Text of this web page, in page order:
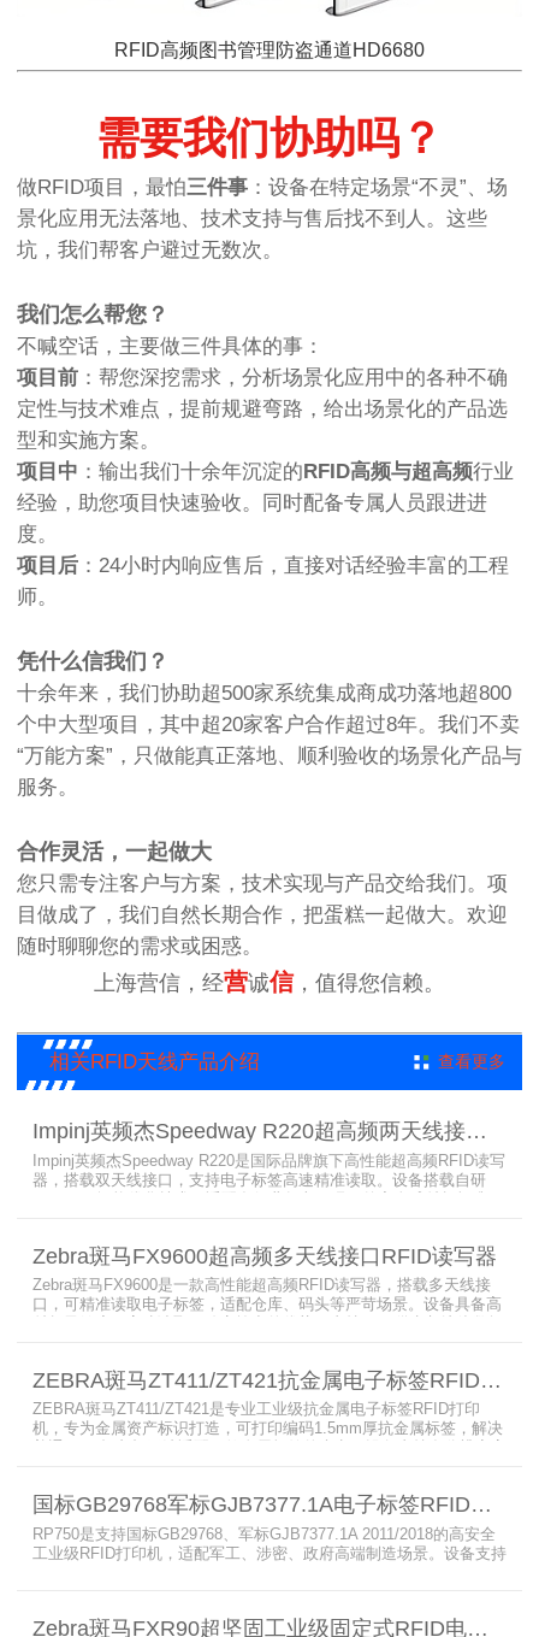
RFID高频图书管理防盗通道HD6680
需要我们协助吗？
做RFID项目，最怕三件事 ：设备在特定场景“不灵”、场
景化应用无法落地、技术支持与售后找不到人。这些
坑，我们帮客户避过无数次。
我们怎么帮您？
不喊空话，主要做三件具体的事：
项目前 ：帮您深挖需求，分析场景化应用中的各种不确
定性与技术难点，提前规避弯路，给出场景化的产品选
型和实施方案。
项目中 ：输出我们十余年沉淀的 RFID高频与超高频行业
经验，助您项目快速验收。同时配备专属人员跟进进
度。
项目后 ：24小时内响应售后，直接对话经验丰富的工程
师。
凭什么信我们？
十余年来，我们协助超500家系统集成商成功落地超800
个中大型项目，其中超20家客户合作超过8年。我们不卖
“万能方案”，只做能真正落地、顺利验收的场景化产品与
服务。
合作灵活，一起做大
您只需专注客户与方案，技术实现与产品交给我们。项
目做成了，我们自然长期合作，把蛋糕一起做大。欢迎
随时聊聊您的需求或困惑。
上海营信，经营诚信，值得您信赖。
相关RFID天线产品介绍 查看更多
Impinj英频杰Speedway R220超高频两天线接口RFID读写器
Impinj英频杰Speedway R220是国际品牌旗下高性能超高频RFID读写
器，搭载双天线接口，支持电子标签高速精准读取。设备搭载自研
备。
Zebra斑马FX9600超高频多天线接口RFID读写器
Zebra斑马FX9600是一款高性能超高频RFID读写器，搭载多天线接
口，可精准读取电子标签，适配仓库、码头等严苛场景。设备具备高
ZEBRA斑马ZT411/ZT421抗金属电子标签RFID打印机
ZEBRA斑马ZT411/ZT421是专业工业级抗金属电子标签RFID打印
机，专为金属资产标识打造，可打印编码1.5mm厚抗金属标签，解决
需贴标作业。
国标GB29768军标GJB7377.1A电子标签RFID打印机RP750
RP750是支持国标GB29768、军标GJB7377.1A 2011/2018的高安全
工业级RFID打印机，适配军工、涉密、政府高端制造场景。设备支持
候高负荷打印需求。
Zebra斑马FXR90超坚固工业级固定式RFID电子标签读写器